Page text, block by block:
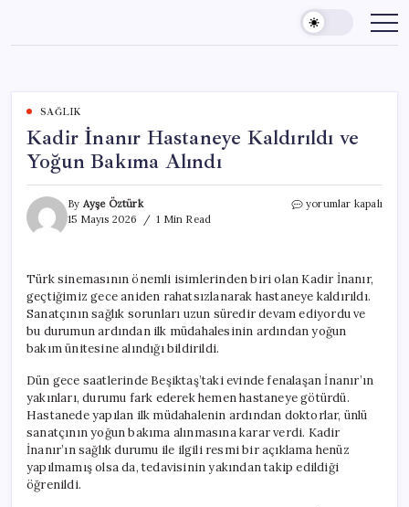
content
SAĞLIK
Kadir İnanır Hastaneye Kaldırıldı ve
Yoğun Bakıma Alındı
By Ayşe Öztürk
15 Mayıs 2026
1 Min Read
Kadir
Yoğun
Bakıma
Alındı
için
yorumlar kapalı
Türk sinemasının önemli isimlerinden biri olan Kadir İnanır,
geçtiğimiz gece aniden rahatsızlanarak hastaneye kaldırıldı.
Sanatçının sağlık sorunları uzun süredir devam ediyordu ve
bu durumun ardından ilk müdahalesinin ardından yoğun
bakım ünitesine alındığı bildirildi.
Dün gece saatlerinde Beşiktaş’taki evinde fenalaşan İnanır’ın
yakınları, durumu fark ederek hemen hastaneye götürdü.
Hastanede yapılan ilk müdahalenin ardından doktorlar, ünlü
sanatçının yoğun bakıma alınmasına karar verdi. Kadir
İnanır’ın sağlık durumu ile ilgili resmi bir açıklama henüz
yapılmamış olsa da, tedavisinin yakından takip edildiği
öğrenildi.